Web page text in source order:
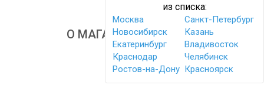
из списка:
Москва
Санкт-Петербург
Новосибирск
Казань
Екатеринбург
Владивосток
Краснодар
Челябинск
Ростов-на-Дону Красноярск
О МАГАЗИНЕ